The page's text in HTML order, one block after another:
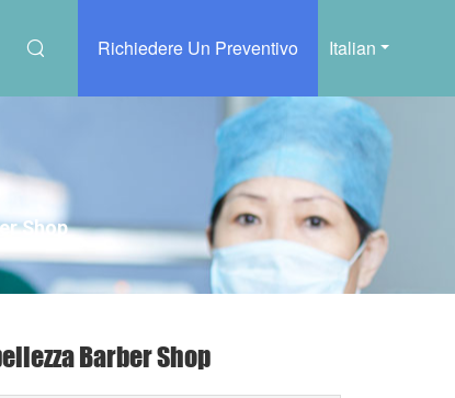
Italian
Richiedere Un Preventivo
Shop
Barber Shop